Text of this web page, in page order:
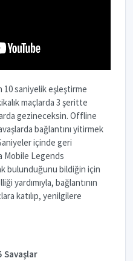
10 saniyelik eşleştirme
maçlarda 3 şeritte
gezineceksin. Offline
bağlantını yitirmek
içinde geri
Mobile Legends
bulunduğunu bildiğin için
yardımıyla, bağlantının
katılıp, yenilgilere
Savaşlar